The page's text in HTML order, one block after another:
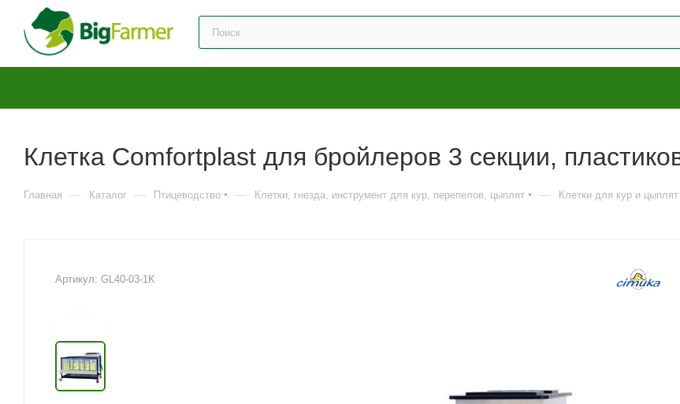
Клетка Comfortplast для бройлеров 3 секции,
Главная — Каталог — Птицеводство — Клетки, гнезда, инструмент для кур, перепелов, цыплят — Клетки для кур и цыплят
Артикул: GL40-03-1K